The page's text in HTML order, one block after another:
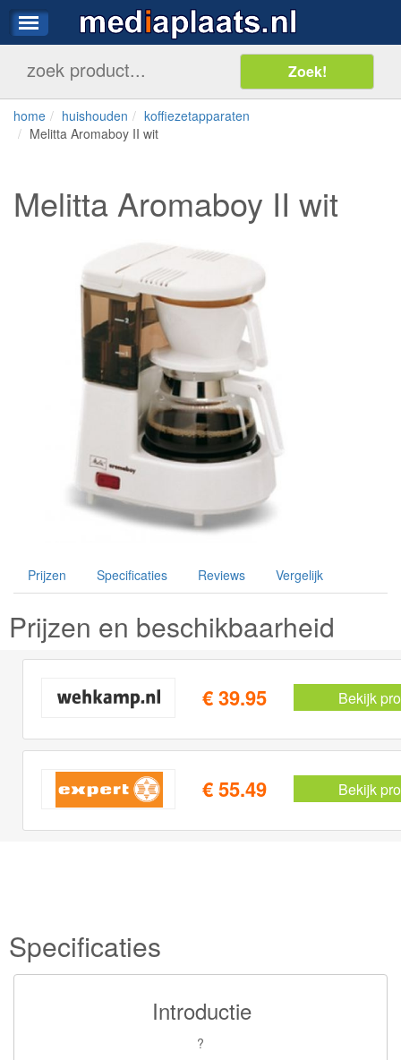
home huishouden
koffiezetapparaten
Melitta Aromaboy II wit
Melitta Aromaboy II wit
Prijzen Specificaties Reviews Vergelijk
Prijzen en beschikbaarheid
€ 39.95 Bekijk
€ 55.49 Bekijk
Specificaties
Introductie
?